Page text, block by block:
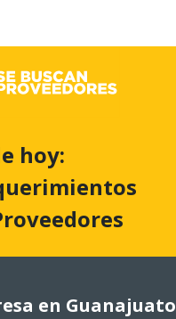
hoy:
en Guanajuato